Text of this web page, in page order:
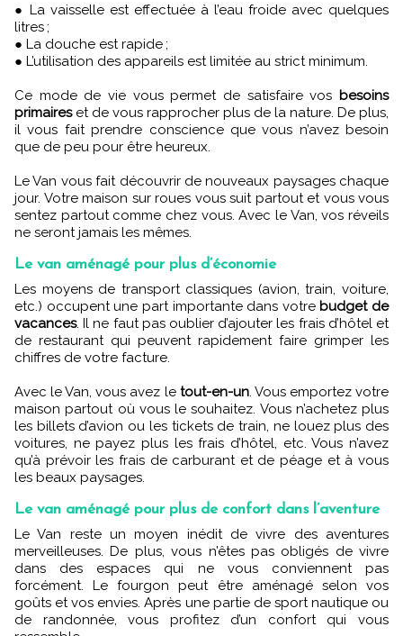
● La vaisselle est effectuée à l’eau froide avec quelques
litres ;
● La douche est rapide ;
● L’utilisation des appareils est limitée au strict minimum.
Ce mode de vie vous permet de satisfaire vos besoins
primaireset de vous rapprocher plus de la nature. De plus,
il vous fait prendre conscience que vous n’avez besoin
que de peu pour être heureux.
Le Van vous fait découvrir de nouveaux paysages chaque
jour. Votre maison sur roues vous suit partout et vous vous
sentez partout comme chez vous. Avec le Van, vos réveils
ne seront jamais les mêmes.
Le van aménagé pour plus d’économie
Les moyens de transport classiques (avion, train, voiture,
etc.) occupent une part importante dans votre budget de
vacances. Il ne faut pas oublier d’ajouter les frais d’hôtel et
de restaurant qui peuvent rapidement faire grimper les
chiffres de votre facture.
Avec le Van, vous avez le tout-en-un. Vous emportez votre
maison partout où vous le souhaitez. Vous n’achetez plus
les billets d’avion ou les tickets de train, ne louez plus des
voitures, ne payez plus les frais d’hôtel, etc. Vous n’avez
qu’à prévoir les frais de carburant et de péage et à vous
les beaux paysages.
Le van aménagé pour plus de confort dans l’aventure
Le Van reste un moyen inédit de vivre des aventures
merveilleuses. De plus, vous n’êtes pas obligés de vivre
dans des espaces qui ne vous conviennent pas
forcément. Le fourgon peut être aménagé selon vos
goûts et vos envies. Après une partie de sport nautique ou
de randonnée, vous profitez d’un confort qui vous